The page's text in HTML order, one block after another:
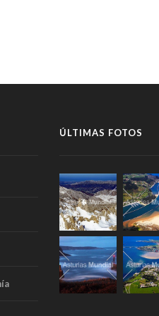
ÚLTIMAS FOTOS